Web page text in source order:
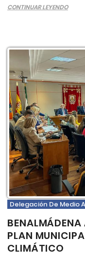
CONTINUAR LEYENDO
Delegación De Medio
BENALMÁDENA
PLAN
CLIMÁTICO